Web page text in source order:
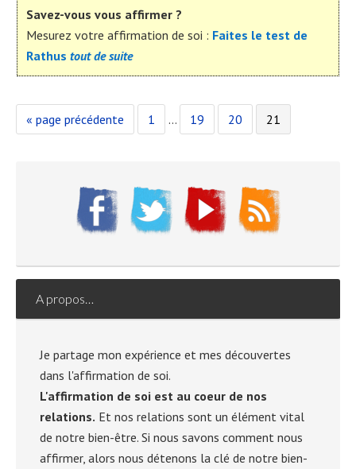
Savez-vous vous affirmer ?
Mesurez votre affirmation de soi : Faites le test de
Rathustout de suite
« Aller
à
page précédente Page
1
Pages
provisoires
… Page
19 Page
20 Page
21
A propos…
Je partage mon expérience et mes découvertes
dans l'affirmation de soi.
L'affirmation de soi est au coeur de nos
relations. Et nos relations sont un élément vital
de notre bien-être. Si nous savons comment nous
affirmer, alors nous détenons la clé de notre bien-